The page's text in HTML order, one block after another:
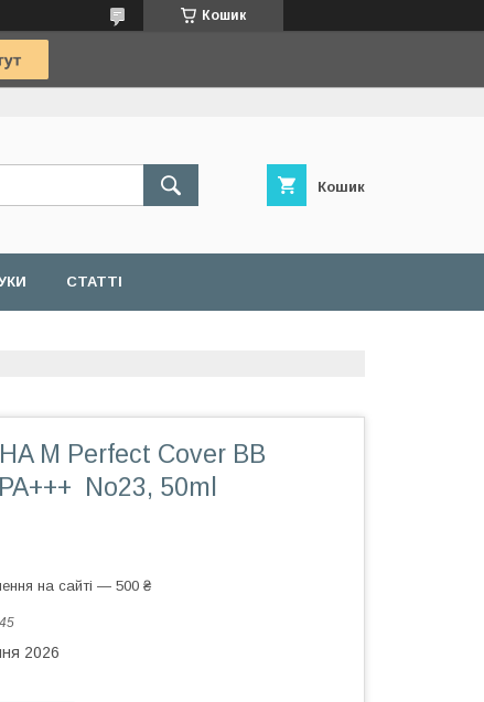
Кошик
Кошик
СТАТТІ
M Perfect Cover BB
No23, 50ml
на сайті — 500 ₴
2026